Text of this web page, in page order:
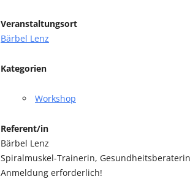
Veranstaltungsort
Bärbel Lenz
Kategorien
Workshop
Referent/in
Bärbel Lenz
Spiralmuskel-Trainerin, Gesundheitsberaterin
Anmeldung erforderlich!